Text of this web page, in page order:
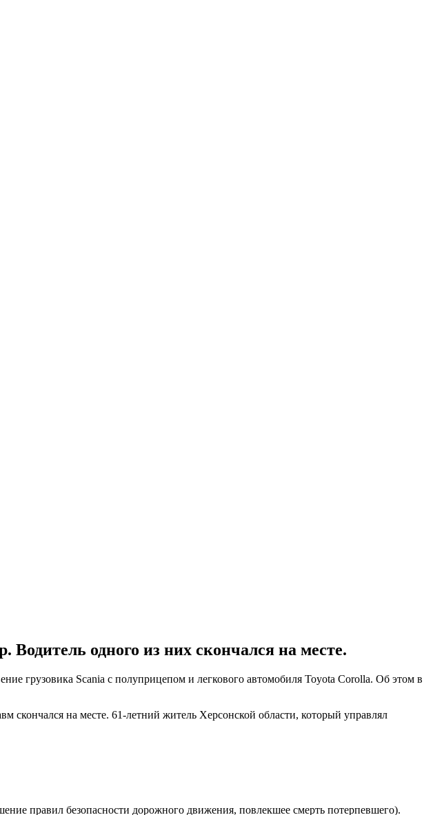
одного из них скончался на месте.
грузовика Scania с полуприцепом и легкового автомобиля Toyota Corolla. Об этом в
скончался на месте. 61-летний житель Херсонской области, который управлял
правил безопасности дорожного движения, повлекшее смерть потерпевшего).